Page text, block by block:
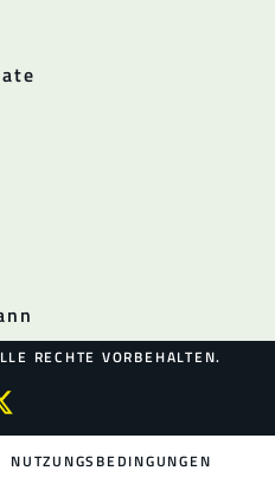
RECHTE VORBEHALTEN.
NUTZUNGSBEDINGUNGEN